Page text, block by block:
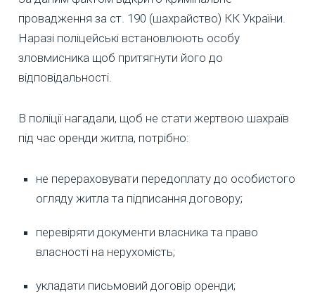
провадження за ст. 190 (шахрайство) КК України.
Наразі поліцейські встановлюють особу
зловмисника щоб притягнути його до
відповідальності.
В поліції нагадали, щоб не стати жертвою шахраїв
під час оренди житла, потрібно:
не перераховувати передоплату до особистого
огляду житла та підписання договору;
перевіряти документи власника та право
власності на нерухомість;
укладати письмовий договір оренди;